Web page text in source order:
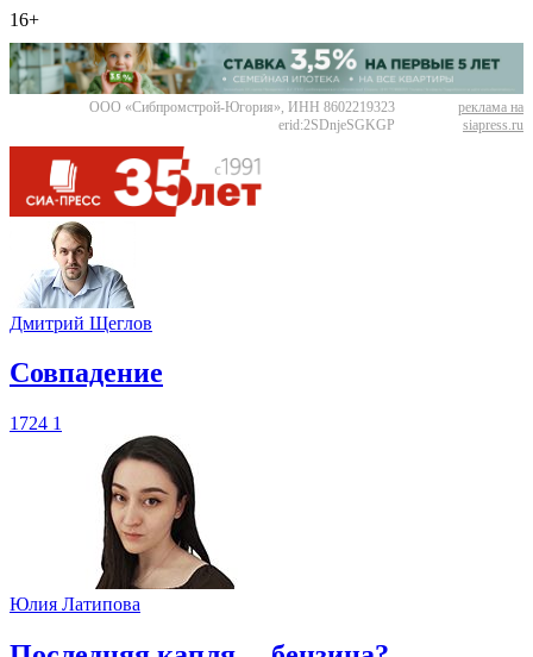
16+
ООО «Сибпромстрой-Югория», ИНН 8602219323
erid:2SDnjeSGKGP
реклама на
siapress.ru
Дмитрий Щеглов
​Совпадение
1724 1
Юлия Латипова